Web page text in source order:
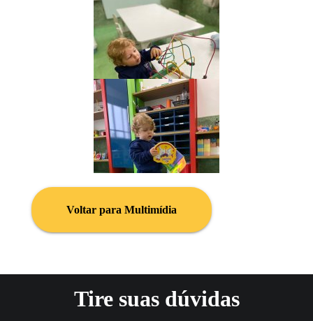
Voltar para Multimídia
Tire suas dúvidas